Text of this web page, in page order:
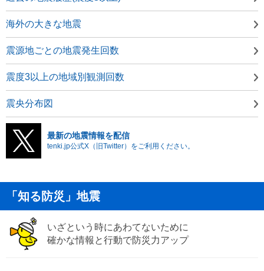
海外の大きな地震
震源地ごとの地震発生回数
震度3以上の地域別観測回数
震央分布図
最新の地震情報を配信
tenki.jp公式X（旧Twitter）をご利用ください。
「知る防災」地震
いざという時にあわてないために
確かな情報と行動で防災力アップ